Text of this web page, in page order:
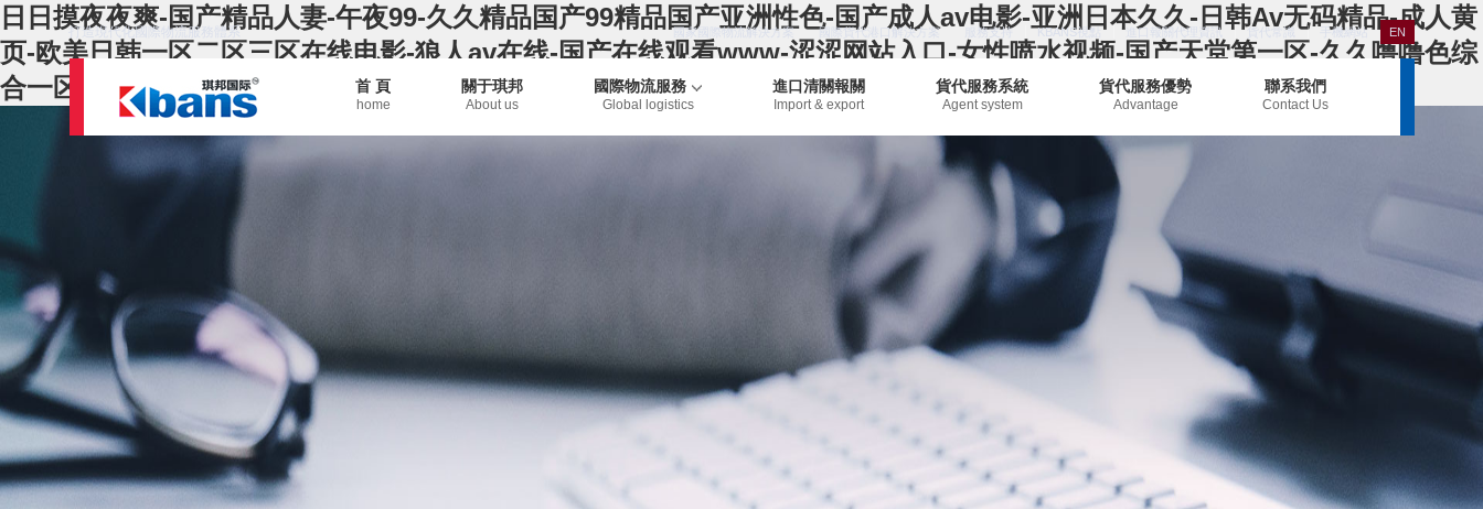
日日摸夜夜爽-国产精品人妻-午夜99-久久精品国产99精品国产亚洲性色-国产成人av电影-亚洲日本久久-日韩Av无码精品-成人黄
页-欧美日韩一区二区三区在线电影-狼人av在线-国产在线观看www-涩涩网站入口-女性喷水视频-国产天堂第一区-久久噜噜色综
合一区二区
打造現代化國際物流服務體系 服務支持 KBANS視點 進口報關代理資訊 貨代常識 手機網站 EN
國際貨代港口解決方案
國家國際物流解決方案
首 頁
home
關于琪邦
About us
國際物流服務
Global logistics
進口清關報關
Import & export
貨代服務系統
Agent system
貨代服務優勢
Advantage
聯系我們
Contact Us